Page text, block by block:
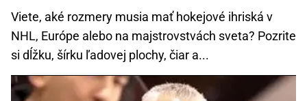
Viete, aké rozmery musia mať hokejové ihriská v
NHL, Európe alebo na majstrovstvách sveta? Pozrite
si dĺžku, šírku ľadovej plochy, čiar a...